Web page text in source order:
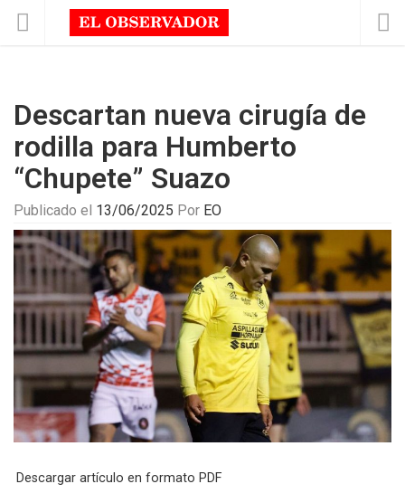
Descartan nueva cirugía de
rodilla para Humberto
“Chupete” Suazo
Publicado el 13/06/2025 Por EO
Descargar artículo en formato PDF